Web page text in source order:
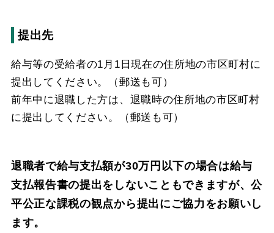
提出先
給与等の受給者の1月1日現在の住所地の市区町村に
提出してください。（郵送も可）
前年中に退職した方は、退職時の住所地の市区町村
に提出してください。（郵送も可）
退職者で給与支払額が30万円以下の場合は給与
支払報告書の提出をしないこともできますが、公
平公正な課税の観点から提出にご協力をお願いし
ます。